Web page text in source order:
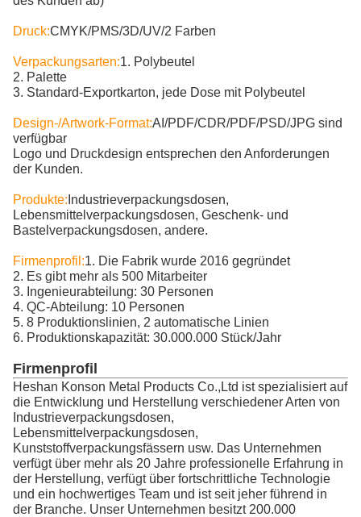
Druck:CMYK/PMS/3D/UV/2 Farben
Verpackungsarten:1. Polybeutel
2. Palette
3. Standard-Exportkarton, jede Dose mit Polybeutel
Design-/Artwork-Format:AI/PDF/CDR/PDF/PSD/JPG sind
verfügbar
Logo und Druckdesign entsprechen den Anforderungen
der Kunden.
Produkte:Industrieverpackungsdosen,
Lebensmittelverpackungsdosen, Geschenk- und
Bastelverpackungsdosen, andere.
Firmenprofil:1. Die Fabrik wurde 2016 gegründet
2. Es gibt mehr als 500 Mitarbeiter
3. Ingenieurabteilung: 30 Personen
4. QC-Abteilung: 10 Personen
5. 8 Produktionslinien, 2 automatische Linien
6. Produktionskapazität: 30.000.000 Stück/Jahr
Firmenprofil
Heshan Konson Metal Products Co.,Ltd ist spezialisiert auf
die Entwicklung und Herstellung verschiedener Arten von
Industrieverpackungsdosen,
Lebensmittelverpackungsdosen,
Kunststoffverpackungsfässern usw. Das Unternehmen
verfügt über mehr als 20 Jahre professionelle Erfahrung in
der Herstellung, verfügt über fortschrittliche Technologie
und ein hochwertiges Team und ist seit jeher führend in
der Branche. Unser Unternehmen besitzt 200.000